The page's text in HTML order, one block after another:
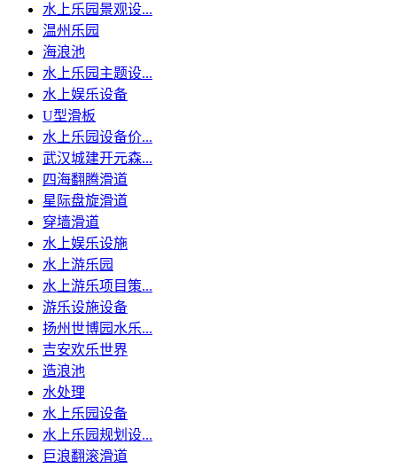
水上乐园景观设...
温州乐园
海浪池
水上乐园主题设...
水上娱乐设备
U型滑板
水上乐园设备价...
武汉城建开元森...
四海翻腾滑道
星际盘旋滑道
穿墙滑道
水上娱乐设施
水上游乐园
水上游乐项目策...
游乐设施设备
扬州世博园水乐...
吉安欢乐世界
造浪池
水处理
水上乐园设备
水上乐园规划设...
巨浪翻滚滑道